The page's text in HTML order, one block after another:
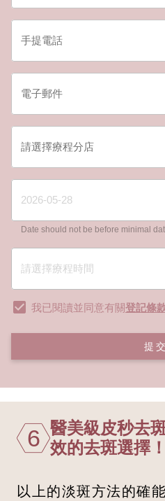
Date should not be before minimal
我已閱讀並同意有關登記條
提交
6 醫美級皮秒去
效的去斑選擇！
以上的淡斑方法的確